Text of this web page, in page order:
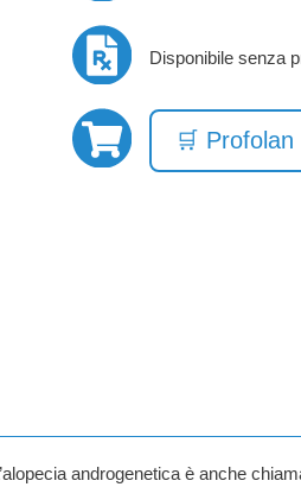
Disponibile senza
🛒 Profolan
androgenetica è anche